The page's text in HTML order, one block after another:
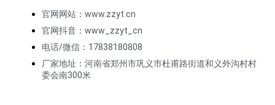
官网网站：www.zzyt.cn
官网抖音：www_zzyt_cn
电话/微信：17838180808
厂家地址：河南省郑州市巩义市杜甫路街道和义外沟村村
委会南300米